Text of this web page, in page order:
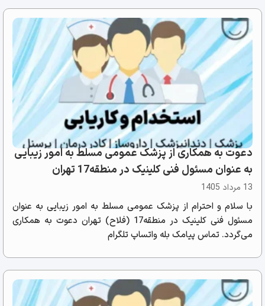
دعوت به همکاری از پزشک عمومی مسلط به امور زیبایی
به عنوان مسئول فنی کلینیک در منطقه17 تهران
13 مرداد 1405
با سلام و احترام از پزشک عمومی مسلط به امور زیبایی به عنوان
مسئول فنی کلینیک در منطقه17 (فلاح) تهران دعوت به همکاری
می‌گردد. تماس پیامک بله واتساپ تلگرام